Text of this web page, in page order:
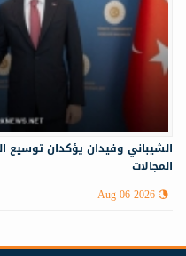
الشيباني وفيدان يؤكدان توسيع
المجالات
Aug 06 2026